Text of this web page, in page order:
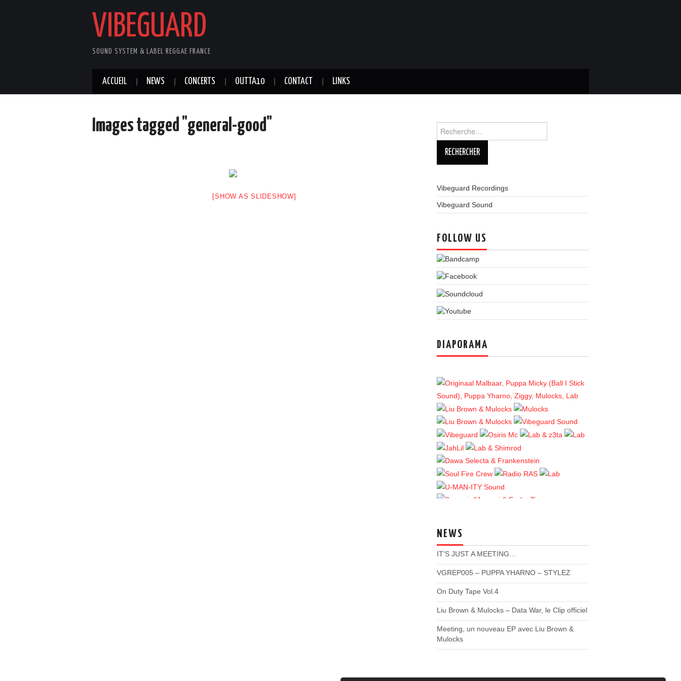
VIBEGUARD
SOUND SYSTEM & LABEL REGGAE FRANCE
ACCUEIL NEWS CONCERTS OUTTA10 CONTACT LINKS
Images tagged "general-good"
[SHOW AS SLIDESHOW]
Vibeguard Recordings
Vibeguard Sound
FOLLOW US
DIAPORAMA
NEWS
IT’S JUST A MEETING…
VGREP005 – PUPPA YHARNO – STYLEZ
On Duty Tape Vol.4
Liu Brown & Mulocks – Data War, le Clip officiel
Meeting, un nouveau EP avec Liu Brown &
Mulocks